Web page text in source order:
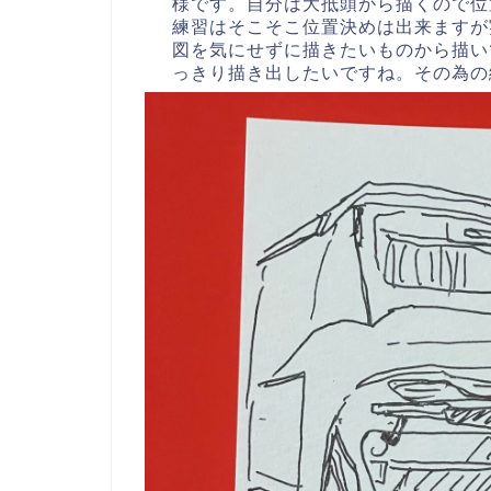
様です。自分は大抵頭から描くので
練習はそこそこ位置決めは出来ます
図を気にせずに描きたいものから描
っきり描き出したいですね。その為